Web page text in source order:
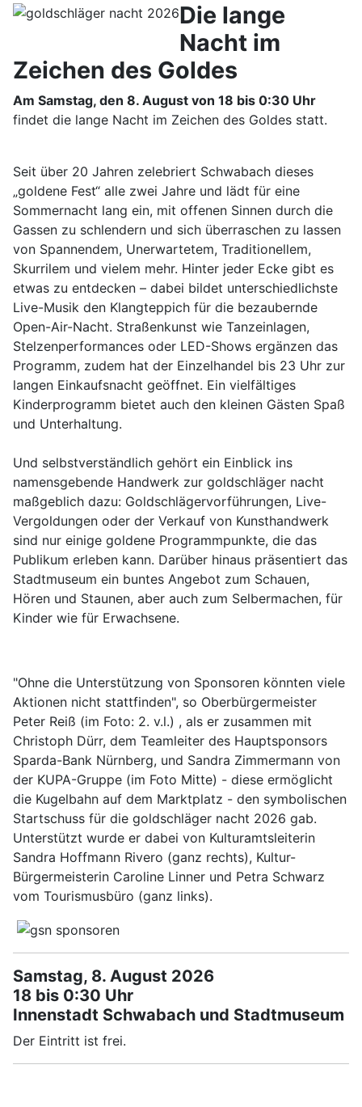
Die lange
Nacht im
Zeichen des Goldes
Am Samstag, den 8. August von 18 bis 0:30 Uhr
findet die lange Nacht im Zeichen des Goldes statt.
Seit über 20 Jahren zelebriert Schwabach dieses
„goldene Fest“ alle zwei Jahre und lädt für eine
Sommernacht lang ein, mit offenen Sinnen durch die
Gassen zu schlendern und sich überraschen zu lassen
von Spannendem, Unerwartetem, Traditionellem,
Skurrilem und vielem mehr. Hinter jeder Ecke gibt es
etwas zu entdecken – dabei bildet unterschiedlichste
Live-Musik den Klangteppich für die bezaubernde
Open-Air-Nacht. Straßenkunst wie Tanzeinlagen,
Stelzenperformances oder LED-Shows ergänzen das
Programm, zudem hat der Einzelhandel bis 23 Uhr zur
langen Einkaufsnacht geöffnet. Ein vielfältiges
Kinderprogramm bietet auch den kleinen Gästen Spaß
und Unterhaltung.
Und selbstverständlich gehört ein Einblick ins
namensgebende Handwerk zur goldschläger nacht
maßgeblich dazu: Goldschlägervorführungen, Live-
Vergoldungen oder der Verkauf von Kunsthandwerk
sind nur einige goldene Programmpunkte, die das
Publikum erleben kann. Darüber hinaus präsentiert das
Stadtmuseum ein buntes Angebot zum Schauen,
Hören und Staunen, aber auch zum Selbermachen, für
Kinder wie für Erwachsene.
"Ohne die Unterstützung von Sponsoren könnten viele
Aktionen nicht stattfinden", so Oberbürgermeister
Peter Reiß (im Foto: 2. v.l.) , als er zusammen mit
Christoph Dürr, dem Teamleiter des Hauptsponsors
Sparda-Bank Nürnberg, und Sandra Zimmermann von
der KUPA-Gruppe (im Foto Mitte) - diese ermöglicht
die Kugelbahn auf dem Marktplatz - den symbolischen
Startschuss für die goldschläger nacht 2026 gab.
Unterstützt wurde er dabei von Kulturamtsleiterin
Sandra Hoffmann Rivero (ganz rechts), Kultur-
Bürgermeisterin Caroline Linner und Petra Schwarz
vom Tourismusbüro (ganz links).
Samstag, 8. August 2026
18 bis 0:30 Uhr
Innenstadt Schwabach und Stadtmuseum
Der Eintritt ist frei.